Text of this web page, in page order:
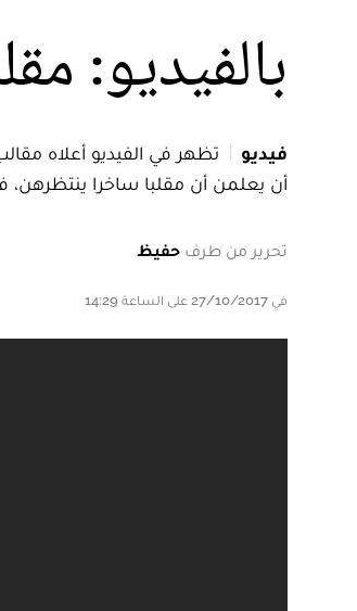
بالفيديو:
فيديو
تظهر في الفيديو أعلاه
أن يعلمن أن مقلبا ساخرا
تحرير من طرف حفيظ
في 27/10/2017 على الساعة 14:29